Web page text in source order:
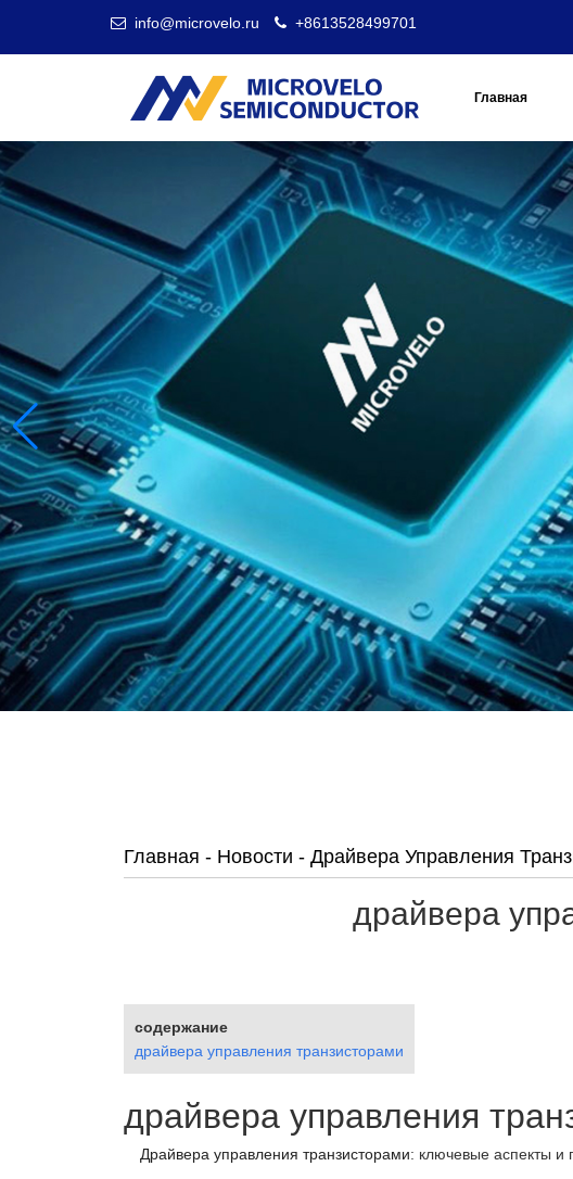
info@microvelo.ru +8613528499701
Главная
Главная - Новости - Драйвера Управления
драйвера
содержание
драйвера управления транзисторами
драйвера управления
Драйвера управления транзисторами: ключевые аспекты и